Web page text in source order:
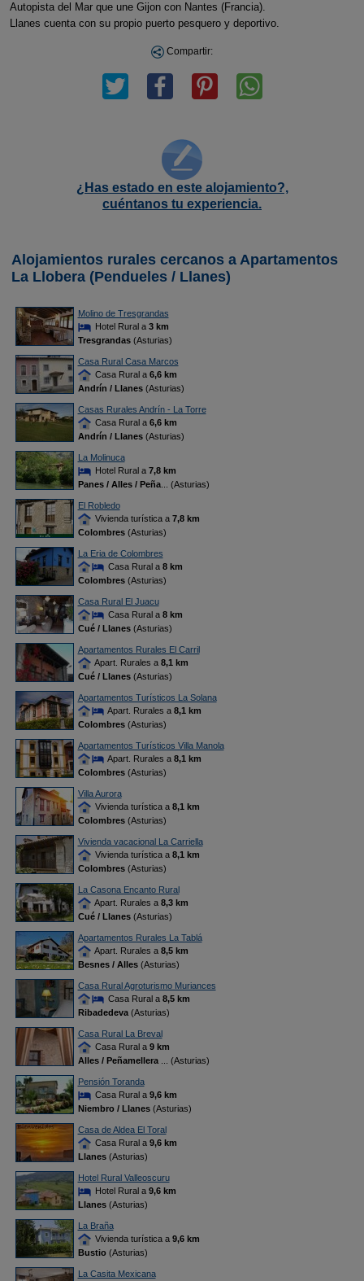
Autopista del Mar que une Gijon con Nantes (Francia).
Llanes cuenta con su propio puerto pesquero y deportivo.
Compartir:
¿Has estado en este alojamiento?,
cuéntanos tu experiencia.
Alojamientos rurales cercanos a Apartamentos
La Llobera (Pendueles / Llanes)
Molino de Tresgrandas
Hotel Rural a 3 km
Tresgrandas(Asturias)
Casa Rural Casa Marcos
Casa Rural a 6,6 km
Andrín / Llanes(Asturias)
Casas Rurales Andrín - La Torre
Casa Rural a 6,6 km
Andrín / Llanes(Asturias)
La Molinuca
Hotel Rural a 7,8 km
Panes / Alles / Peña... (Asturias)
El Robledo
Vivienda turística a 7,8 km
Colombres(Asturias)
La Eria de Colombres
Casa Rural a 8 km
Colombres(Asturias)
Casa Rural El Juacu
Casa Rural a 8 km
Cué / Llanes(Asturias)
Apartamentos Rurales El Carril
Apart. Rurales a 8,1 km
Cué / Llanes(Asturias)
Apartamentos Turísticos La Solana
Apart. Rurales a 8,1 km
Colombres(Asturias)
Apartamentos Turísticos Villa Manola
Apart. Rurales a 8,1 km
Colombres(Asturias)
Villa Aurora
Vivienda turística a 8,1 km
Colombres(Asturias)
Vivienda vacacional La Carriella
Vivienda turística a 8,1 km
Colombres(Asturias)
La Casona Encanto Rural
Apart. Rurales a 8,3 km
Cué / Llanes(Asturias)
Apartamentos Rurales La Tablá
Apart. Rurales a 8,5 km
Besnes / Alles(Asturias)
Casa Rural Agroturismo Muriances
Casa Rural a 8,5 km
Ribadedeva(Asturias)
Casa Rural La Breval
Casa Rural a 9 km
Alles / Peñamellera
... (Asturias)
Pensión Toranda
Casa Rural a 9,6 km
Niembro / Llanes(Asturias)
Casa de Aldea El Toral
Casa Rural a 9,6 km
Llanes(Asturias)
Hotel Rural Valleoscuru
Hotel Rural a 9,6 km
Llanes(Asturias)
La Braña
Vivienda turística a 9,6 km
Bustio(Asturias)
La Casita Mexicana